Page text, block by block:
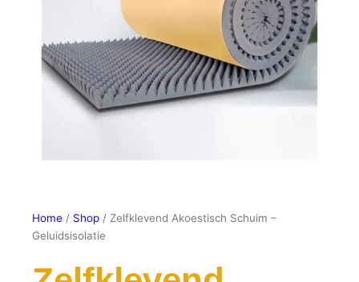
Home / Shop / Zelfklevend Akoestisch Schuim –
Geluidsisolatie